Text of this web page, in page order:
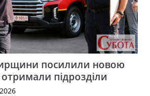
посилили новою
підрозділи